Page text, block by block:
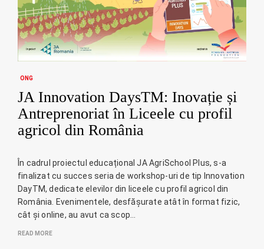
ONG
JA Innovation DaysTM: Inovație și
Antreprenoriat în Liceele cu profil
agricol din România
În cadrul proiectul educațional JA AgriSchool Plus, s-a
finalizat cu succes seria de workshop-uri de tip Innovation
DayTM, dedicate elevilor din liceele cu profil agricol din
România. Evenimentele, desfășurate atât în format fizic,
cât și online, au avut ca scop…
READ MORE